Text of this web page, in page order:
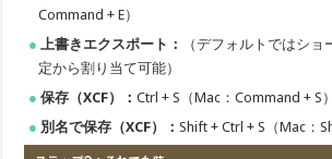
Command + E）
上書きエクスポート：
（デフォルトではシ
定から割り当て可能）
保存（XCF）：Ctrl + S（Mac：Command + S）
別名で保存（XCF）：Shift + Ctrl + S（Mac：